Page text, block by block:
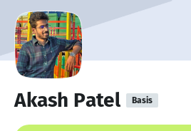
Akash Patel Basis